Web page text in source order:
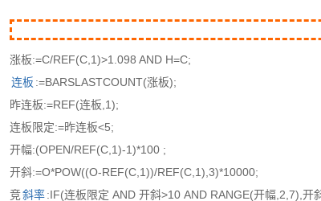
涨板:=C/REF(C,1)>1.098 AND H=C;
连板 :=BARSLASTCOUNT(涨板);
昨连板:=REF(连板,1);
连板限定:=昨连板<5;
开幅:(OPEN/REF(C,1)-1)*100 ;
开斜:=O*POW((O-REF(C,1))/REF(C,1),3)*10000;
竞斜率:IF(连板限定 AND 开斜>10 AND RANGE(开幅,2,7),开